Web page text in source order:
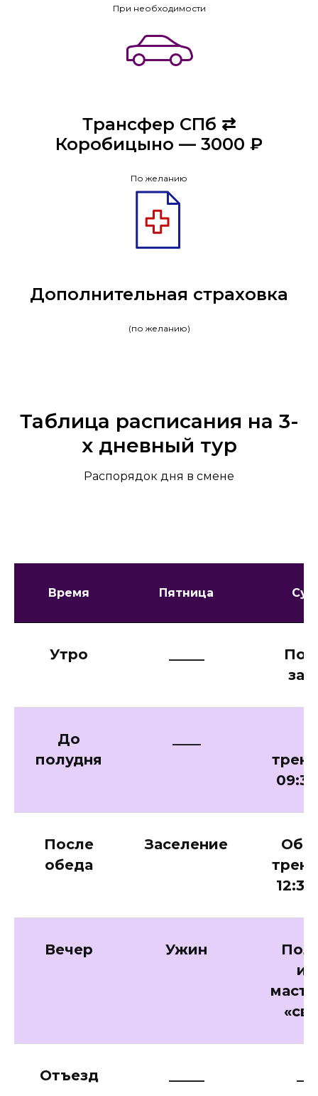
При необходимости
Трансфер СПб ⇄
Коробицыно — 3000 ₽
По желанию
Дополнительная страховка
(по желанию)
Таблица расписания на 3-
х дневный тур
Распорядок дня в смене
Время Пятница
Утро
До
полудня
После
обеда
Заселение
Вечер Ужин
Отъезд